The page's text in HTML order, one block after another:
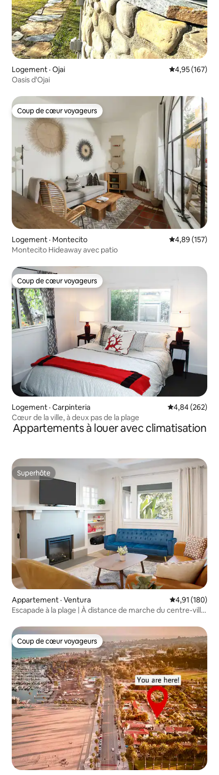
Logement · Ojai Note
4,95 (167)
Oasis d'Ojai
Coup de cœur voyageurs
Coup de cœur voyageurs
Logement · Montecito Note
4,89 (157)
Montecito Hideaway avec patio
Coup de cœur voyageurs
Coup de cœur voyageurs
Logement · Carpinteria Note
4,84 (262)
Cœur de la ville, à deux pas de la plage
Appartements à louer avec climatisation
Superhôte
Superhôte
Appartement · Ventura Note
4,91 (180)
Escapade à la plage | À distance de marche du centre-ville
Coup de cœur voyageurs
Coup de cœur voyageurs